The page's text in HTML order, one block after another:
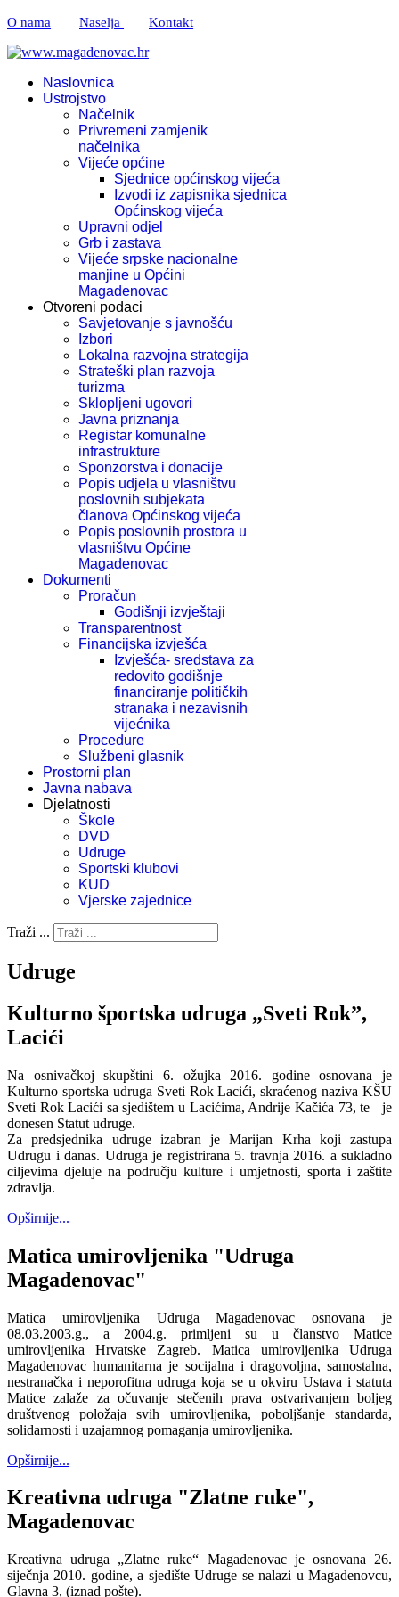
O nama Naselja Kontakt
Naslovnica
Ustrojstvo
Načelnik
Privremeni zamjenik
načelnika
Vijeće općine
Sjednice općinskog vijeća
Izvodi iz zapisnika sjednica
Općinskog vijeća
Upravni odjel
Grb i zastava
Vijeće srpske nacionalne
manjine u Općini
Magadenovac
Otvoreni podaci
Savjetovanje s javnošću
Izbori
Lokalna razvojna strategija
Strateški plan razvoja
turizma
Sklopljeni ugovori
Javna priznanja
Registar komunalne
infrastrukture
Sponzorstva i donacije
Popis udjela u vlasništvu
poslovnih subjekata
članova Općinskog vijeća
Popis poslovnih prostora u
vlasništvu Općine
Magadenovac
Dokumenti
Proračun
Godišnji izvještaji
Transparentnost
Financijska izvješća
Izvješća- sredstava za
redovito godišnje
financiranje političkih
stranaka i nezavisnih
vijećnika
Procedure
Službeni glasnik
Prostorni plan
Javna nabava
Djelatnosti
Škole
DVD
Udruge
Sportski klubovi
KUD
Vjerske zajednice
Traži ...
Udruge
Kulturno športska udruga „Sveti Rok”,
Lacići
Na osnivačkoj skupštini 6. ožujka 2016. godine osnovana je
Kulturno sportska udruga Sveti Rok Lacići, skraćenog naziva KŠU
Sveti Rok Lacići sa sjedištem u Lacićima, Andrije Kačića 73, te je
donesen Statut udruge.
Za predsjednika udruge izabran je Marijan Krha koji zastupa
Udrugu i danas. Udruga je registrirana 5. travnja 2016. a sukladno
ciljevima djeluje na području kulture i umjetnosti, sporta i zaštite
zdravlja.
Opširnije...
Matica umirovljenika "Udruga
Magadenovac"
Matica umirovljenika Udruga Magadenovac osnovana je
08.03.2003.g., a 2004.g. primljeni su u članstvo Matice
umirovljenika Hrvatske Zagreb. Matica umirovljenika Udruga
Magadenovac humanitarna je socijalna i dragovoljna, samostalna,
nestranačka i neporofitna udruga koja se u okviru Ustava i statuta
Matice zalaže za očuvanje stečenih prava ostvarivanjem boljeg
društvenog položaja svih umirovljenika, poboljšanje standarda,
solidarnosti i uzajamnog pomaganja umirovljenika.
Opširnije...
Kreativna udruga "Zlatne ruke",
Magadenovac
Kreativna udruga „Zlatne ruke“ Magadenovac je osnovana 26.
siječnja 2010. godine, a sjedište Udruge se nalazi u Magadenovcu,
Glavna 3, (iznad pošte).